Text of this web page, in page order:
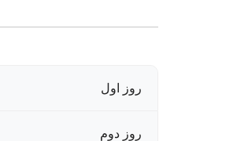
روز اول
روز دوم